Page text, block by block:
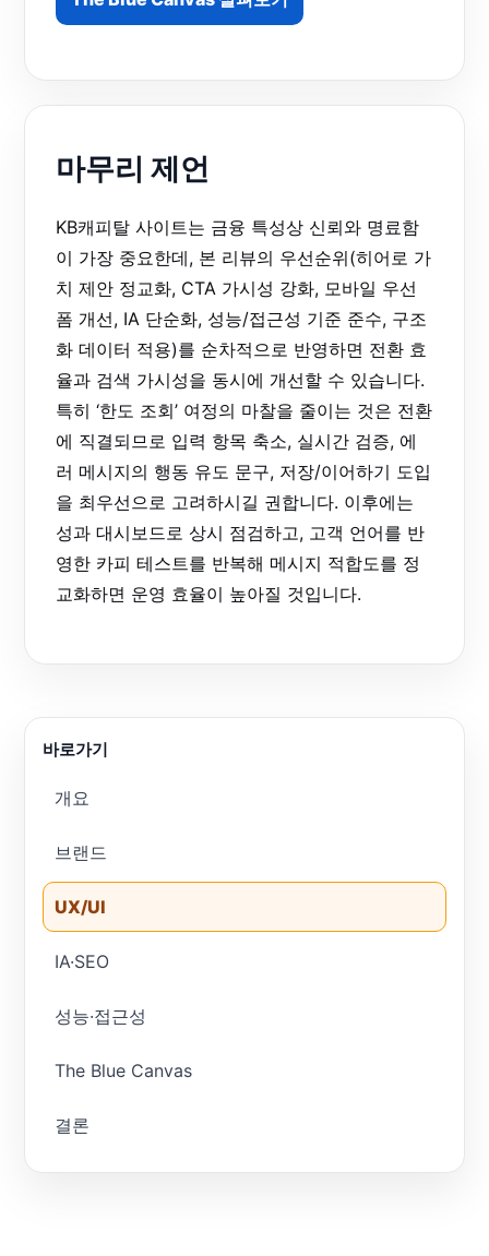
마무리 제언
KB캐피탈 사이트는 금융 특성상 신뢰와 명료함
이 가장 중요한데, 본 리뷰의 우선순위(히어로 가
치 제안 정교화, CTA 가시성 강화, 모바일 우선
폼 개선, IA 단순화, 성능/접근성 기준 준수, 구조
화 데이터 적용)를 순차적으로 반영하면 전환 효
율과 검색 가시성을 동시에 개선할 수 있습니다.
특히 ‘한도 조회’ 여정의 마찰을 줄이는 것은 전환
에 직결되므로 입력 항목 축소, 실시간 검증, 에
러 메시지의 행동 유도 문구, 저장/이어하기 도입
을 최우선으로 고려하시길 권합니다. 이후에는
성과 대시보드로 상시 점검하고, 고객 언어를 반
영한 카피 테스트를 반복해 메시지 적합도를 정
교화하면 운영 효율이 높아질 것입니다.
바로가기
개요
브랜드
UX/UI
IA·SEO
성능·접근성
The Blue Canvas
결론